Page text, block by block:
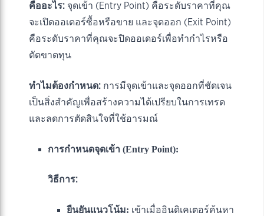
คืออะไร: จุดเข้า (Entry Point) คือระดับราคาที่คุณ
จะเปิดออเดอร์ซื้อหรือขาย และจุดออก (Exit Point)
คือระดับราคาที่คุณจะปิดออเดอร์เพื่อทำกำไรหรือ
ตัดขาดทุน
ทำไมต้องกำหนด: การมีจุดเข้าและจุดออกที่ชัดเจน
เป็นสิ่งสำคัญเพื่อสร้างความได้เปรียบในการเทรด
และลดการตัดสินใจที่ใช้อารมณ์
การกำหนดจุดเข้า (Entry Point):
วิธีการ:
ยืนยันแนวโน้ม: เข้าเมื่ออินดิเคเตอร์ค้นหา